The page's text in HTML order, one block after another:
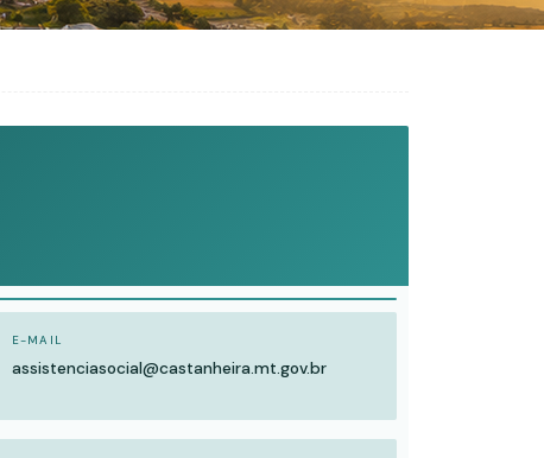
E-MAIL
assistenciasocial@castanheira.mt.gov.br